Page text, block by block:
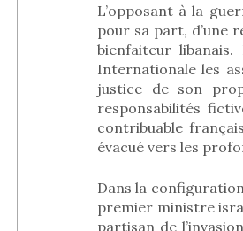
L’opposant à la
pour sa part, d’une
bienfaiteur
Internationale les
justice de son
responsabilités
contribuable
évacué vers les
Dans la
premier ministre
partisan de